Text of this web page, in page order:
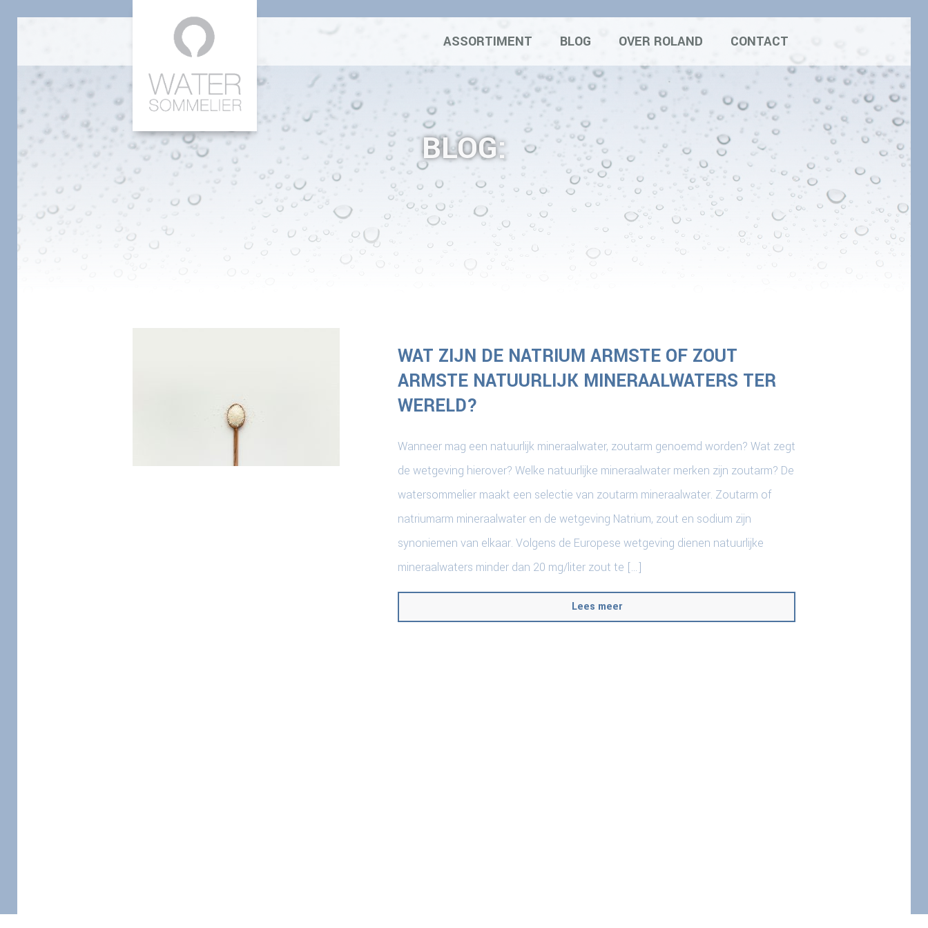
ASSORTIMENT BLOG OVER ROLAND CONTACT
BLOG:
WAT ZIJN DE NATRIUM ARMSTE OF ZOUT
ARMSTE NATUURLIJK MINERAALWATERS TER
WERELD?
Wanneer mag een natuurlijk mineraalwater, zoutarm genoemd worden? Wat zegt
de wetgeving hierover? Welke natuurlijke mineraalwater merken zijn zoutarm? De
watersommelier maakt een selectie van zoutarm mineraalwater. Zoutarm of
natriumarm mineraalwater en de wetgeving Natrium, zout en sodium zijn
synoniemen van elkaar. Volgens de Europese wetgeving dienen natuurlijke
mineraalwaters minder dan 20 mg/liter zout te […]
Lees meer